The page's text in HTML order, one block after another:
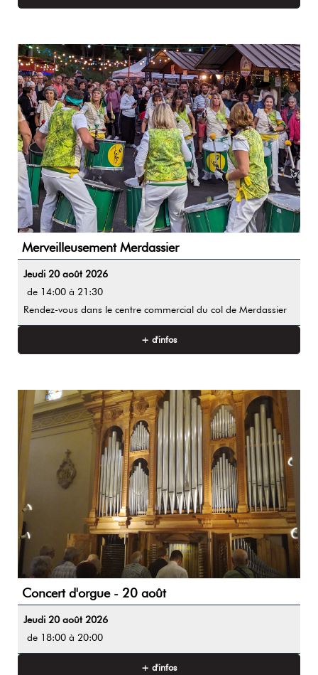
Merveilleusement Merdassier
Jeudi 20 août 2026
de 14:00 à 21:30
Rendez-vous dans le centre commercial du col de Merdassier
+ d'infos
Concert d'orgue - 20 août
Jeudi 20 août 2026
de 18:00 à 20:00
+ d'infos